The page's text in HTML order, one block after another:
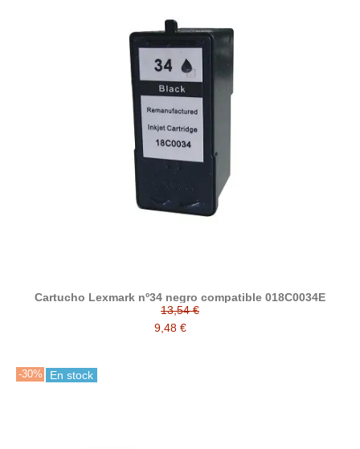
Cartucho Lexmark nº34 negro compatible 018C0034E
13,54 €
9,48 €
-30% En stock